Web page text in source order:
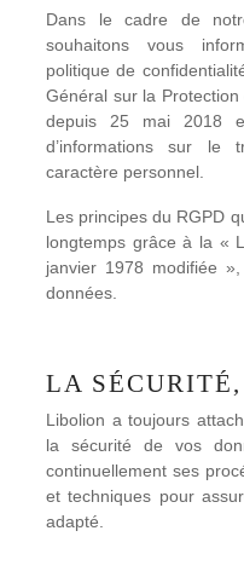
Dans le cadre de
souhaitons vous
politique de
Général sur la
depuis 25 mai 2018
d’informations sur le
caractère personnel.
Les principes du RGPD
longtemps grâce à la «
janvier 1978 modifiée
données.
LA
Libolion a toujours
la sécurité de vos
continuellement ses
et techniques pour
adapté.